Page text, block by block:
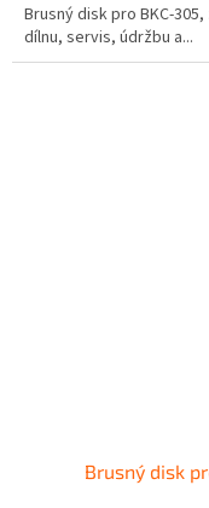
Brusný disk pro BKC-
dílnu, servis, údržbu a...
Brusný disk